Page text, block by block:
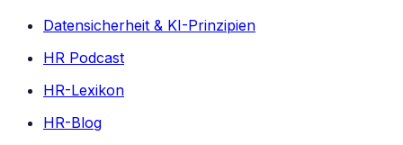
Datensicherheit & KI-Prinzipien
HR Podcast
HR-Lexikon
HR-Blog